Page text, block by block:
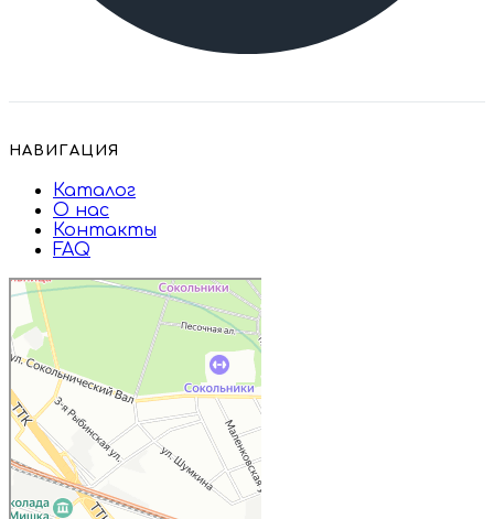
НАВИГАЦИЯ
Каталог
О нас
Контакты
FAQ
Дружба
Пищевые ингредиенты и специи в
Москве
Магазин подарков и сувениров в
Москве